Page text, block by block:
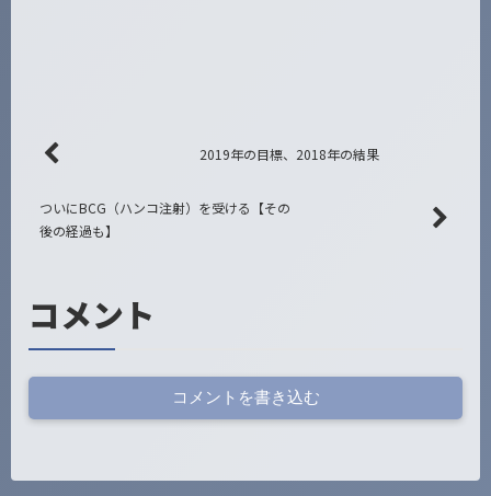
2019年の目標、2018年の結果
ついにBCG（ハンコ注射）を受ける【その
後の経過も】
コメント
コメントを書き込む